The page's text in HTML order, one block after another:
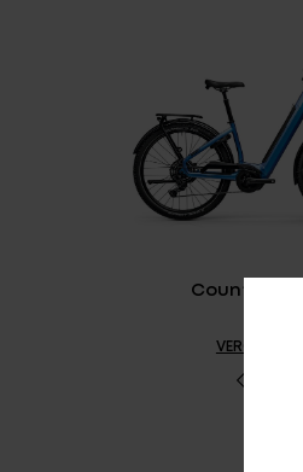
Country
VERGLEICHEN